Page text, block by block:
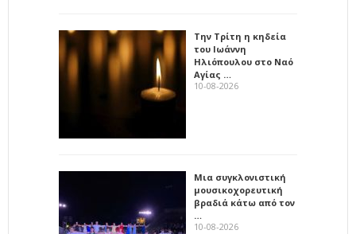
Την Τρίτη η κηδεία
του Ιωάννη
Ηλιόπουλου στο Ναό
Αγίας …
10-08-2026
Μια συγκλονιστική
μουσικοχορευτική
βραδιά κάτω από τον
…
10-08-2026